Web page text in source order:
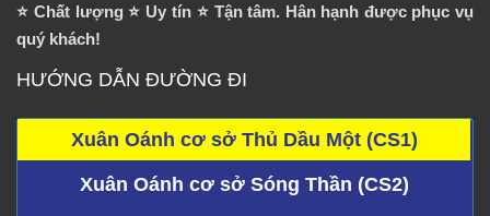
⭐️ Chất lượng ⭐️ Uy tín ⭐️ Tận tâm. Hân hạnh được phục vụ
quý khách!
HƯỚNG DẪN ĐƯỜNG ĐI
Xuân Oánh cơ sở Thủ Dầu Một (CS1)
Xuân Oánh cơ sở Sóng Thần (CS2)